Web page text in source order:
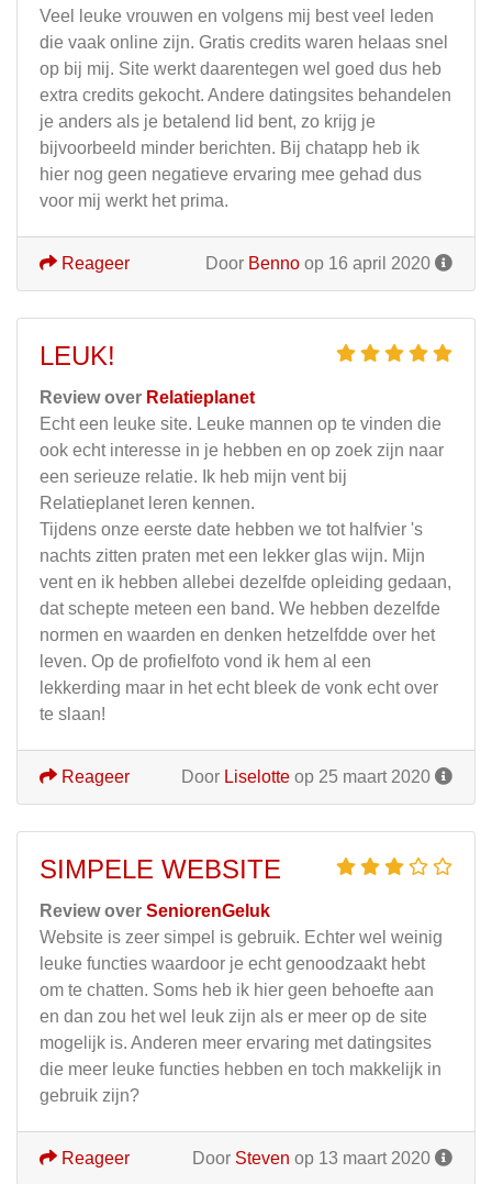
Veel leuke vrouwen en volgens mij best veel leden
die vaak online zijn. Gratis credits waren helaas snel
op bij mij. Site werkt daarentegen wel goed dus heb
extra credits gekocht. Andere datingsites behandelen
je anders als je betalend lid bent, zo krijg je
bijvoorbeeld minder berichten. Bij chatapp heb ik
hier nog geen negatieve ervaring mee gehad dus
voor mij werkt het prima.
Door Benno op 16 april 2020
Reageer
LEUK!
Review over Relatieplanet
Echt een leuke site. Leuke mannen op te vinden die
ook echt interesse in je hebben en op zoek zijn naar
een serieuze relatie. Ik heb mijn vent bij
Relatieplanet leren kennen.
Tijdens onze eerste date hebben we tot halfvier 's
nachts zitten praten met een lekker glas wijn. Mijn
vent en ik hebben allebei dezelfde opleiding gedaan,
dat schepte meteen een band. We hebben dezelfde
normen en waarden en denken hetzelfdde over het
leven. Op de profielfoto vond ik hem al een
lekkerding maar in het echt bleek de vonk echt over
te slaan!
Door Liselotte op 25 maart 2020
Reageer
SIMPELE WEBSITE
Review over SeniorenGeluk
Website is zeer simpel is gebruik. Echter wel weinig
leuke functies waardoor je echt genoodzaakt hebt
om te chatten. Soms heb ik hier geen behoefte aan
en dan zou het wel leuk zijn als er meer op de site
mogelijk is. Anderen meer ervaring met datingsites
die meer leuke functies hebben en toch makkelijk in
gebruik zijn?
Door Steven op 13 maart 2020
Reageer